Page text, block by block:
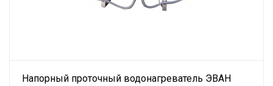
Напорный проточный водонагреватель ЭВАН